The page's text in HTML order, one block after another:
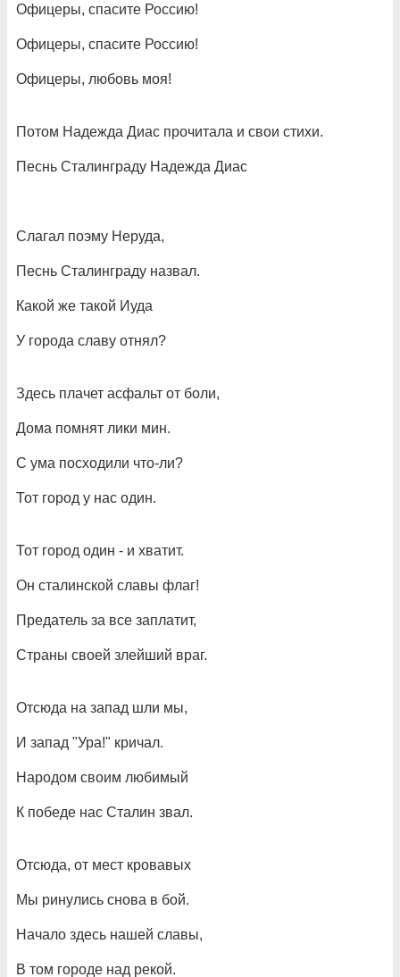
Офицеры, спасите Россию!
Офицеры, спасите Россию!
Офицеры, любовь моя!
Потом Надежда Диас прочитала и свои стихи.
Песнь Сталинграду Надежда Диас
Слагал поэму Неруда,
Песнь Сталинграду назвал.
Какой же такой Иуда
У города славу отнял?
Здесь плачет асфальт от боли,
Дома помнят лики мин.
С ума посходили что-ли?
Тот город у нас один.
Тот город один - и хватит.
Он сталинской славы флаг!
Предатель за все заплатит,
Страны своей злейший враг.
Отсюда на запад шли мы,
И запад "Ура!" кричал.
Народом своим любимый
К победе нас Сталин звал.
Отсюда, от мест кровавых
Мы ринулись снова в бой.
Начало здесь нашей славы,
В том городе над рекой.